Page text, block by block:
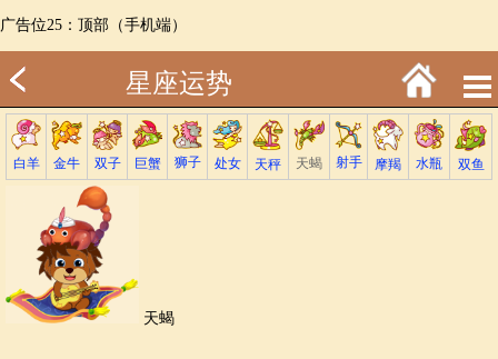
广告位25：顶部（手机端）
星座运势
白羊 金牛 双子 巨蟹 狮子 处女 天秤 天蝎 射手 摩羯 水瓶 双鱼
天蝎